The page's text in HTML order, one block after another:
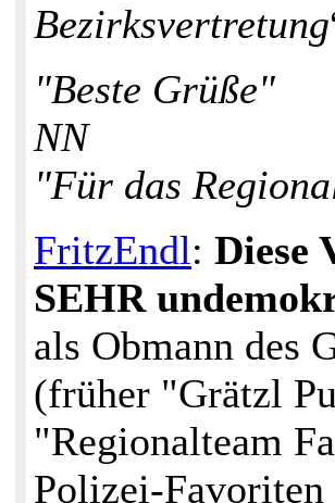
Bezirksvertretung
"Beste Grüße"
NN
"Für das
FritzEndl: Diese
SEHR
als Obmann des
(früher "Grätzl
"Regionalteam
Polizei-